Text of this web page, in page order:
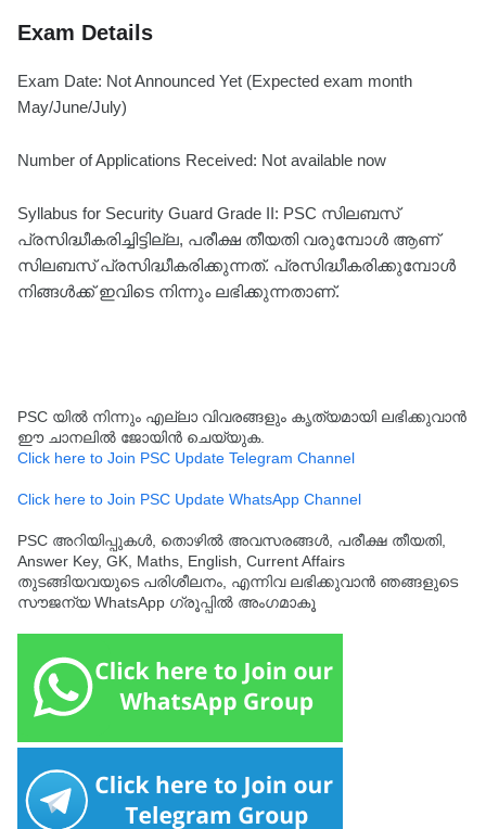
Exam Details
Exam Date: Not Announced Yet (Expected exam month
May/June/July)
Number of Applications Received: Not available now
Syllabus for Security Guard Grade II: PSC സിലബസ്
പ്രസിദ്ധീകരിച്ചിട്ടില്ല, പരീക്ഷ തീയതി വരുമ്പോൾ ആണ്
സിലബസ് പ്രസിദ്ധീകരിക്കുന്നത്. പ്രസിദ്ധീകരിക്കുമ്പോൾ
നിങ്ങൾക്ക് ഇവിടെ നിന്നും ലഭിക്കുന്നതാണ്.
PSC യിൽ നിന്നും എല്ലാ വിവരങ്ങളും കൃത്യമായി ലഭിക്കുവാൻ
ഈ ചാനലിൽ ജോയിൻ ചെയ്യുക.
Click here to Join PSC Update Telegram Channel
Click here to Join PSC Update WhatsApp Channel
PSC അറിയിപ്പുകൾ, തൊഴിൽ അവസരങ്ങൾ, പരീക്ഷ തീയതി,
Answer Key, GK, Maths, English, Current Affairs
തുടങ്ങിയവയുടെ പരിശീലനം, എന്നിവ ലഭിക്കുവാൻ ഞങ്ങളുടെ
സൗജന്യ WhatsApp ഗ്രൂപ്പിൽ അംഗമാകൂ